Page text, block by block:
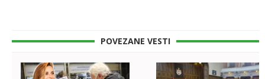
POVEZANE VESTI